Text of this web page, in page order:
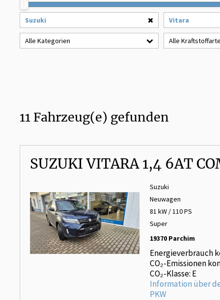
Suzuki Vitara
Alle Kategorien Alle
11 Fahrzeug(e) gefunden
SUZUKI VITARA 1,4 6AT
Suzuki
Neuwagen
81 kW / 110 PS
Super
19370 Parchim
Energieverbrauch
CO₂-Emissionen
CO₂-Klasse: E
Information über
PKW